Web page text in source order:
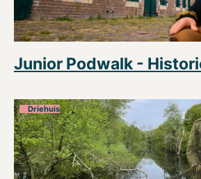
Junior Podwalk -
Driehuis